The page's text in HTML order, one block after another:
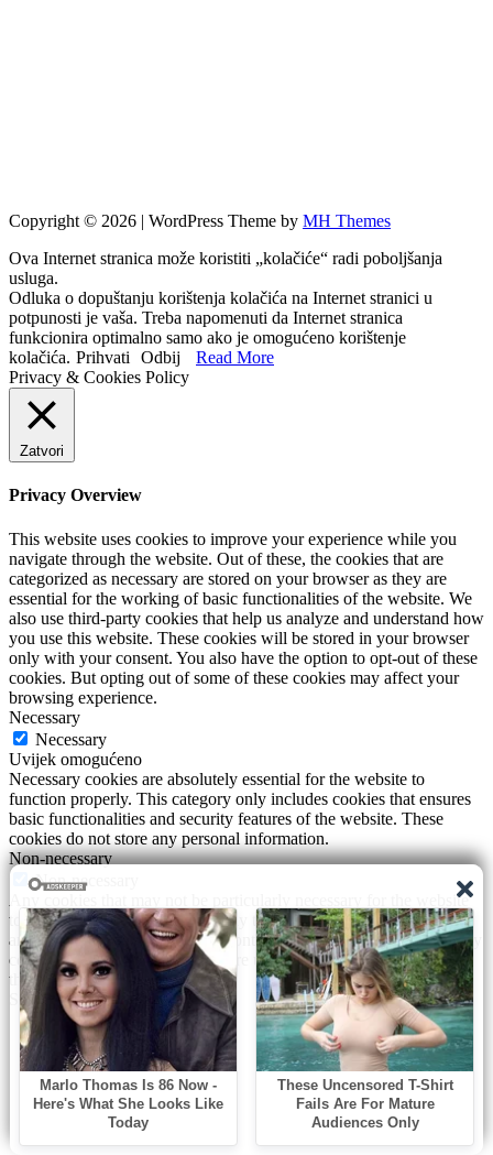
Copyright © 2026 | WordPress Theme by MH Themes
Ova Internet stranica može koristiti „kolačiće“ radi poboljšanja
usluga.
Odluka o dopuštanju korištenja kolačića na Internet stranici u
potpunosti je vaša. Treba napomenuti da Internet stranica
funkcionira optimalno samo ako je omogućeno korištenje
kolačića. Prihvati Odbij
Read More
Privacy & Cookies Policy
Zatvori
Privacy Overview
This website uses cookies to improve your experience while you
navigate through the website. Out of these, the cookies that are
categorized as necessary are stored on your browser as they are
essential for the working of basic functionalities of the website. We
also use third-party cookies that help us analyze and understand how
you use this website. These cookies will be stored in your browser
only with your consent. You also have the option to opt-out of these
cookies. But opting out of some of these cookies may affect your
browsing experience.
Necessary
Necessary
Uvijek omogućeno
Necessary cookies are absolutely essential for the website to
function properly. This category only includes cookies that ensures
basic functionalities and security features of the website. These
cookies do not store any personal information.
Non-necessary
Non-necessary
Any cookies that may not be particularly necessary for the website
to function and is used specifically to collect user personal data via
analytics, ads, other embedded contents are termed as non-necessary
cookies. It is mandatory to procure user consent prior to running
these cookies on your website.
Spremi i prihvati